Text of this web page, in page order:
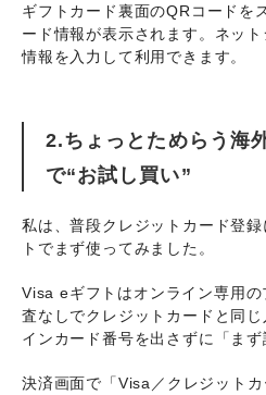
ギフトカード裏面のQRコードを
ード情報が表示されます。ネッ
情報を入力して利用できます。
2.ちょっとためらう海
で“お試し買い”
私は、普段クレジットカード登
トでまず使ってみました。
Visa eギフトはオンライン専用
査なしでクレジットカードと同
インカード番号を出さずに「まず
決済画面で「Visa／クレジット